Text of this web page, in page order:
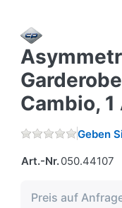
Cambio,
Geben
Art.-Nr.050.44107
Preis auf